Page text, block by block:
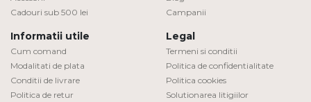
Cadouri sub 500 lei
Campanii
Informatii utile
Cum comand
Modalitati de plata
Conditii de livrare
Politica de retur
Legal
Termeni si conditii
Politica de confidentialitate
Politica cookies
Solutionarea litigiilor